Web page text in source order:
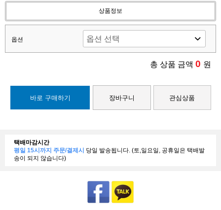
상품정보
옵션
총 상품 금액 0 원
바로 구매하기 장바구니 관심상품
택배마감시간
평일 15시까지 주문/결제시 당일 발송됩니다. (토,일요일, 공휴일은 택배발
송이 되지 않습니다)